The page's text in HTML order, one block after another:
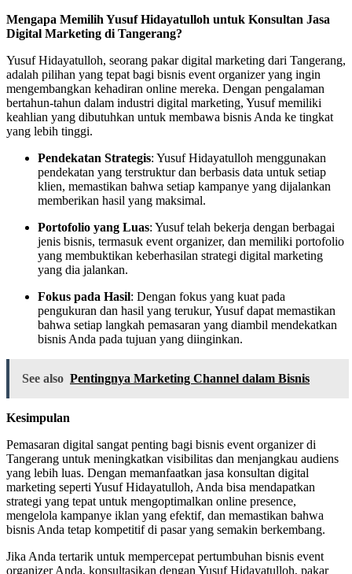
Mengapa Memilih Yusuf Hidayatulloh untuk Konsultan Jasa
Digital Marketing di Tangerang?
Yusuf Hidayatulloh, seorang pakar digital marketing dari Tangerang,
adalah pilihan yang tepat bagi bisnis event organizer yang ingin
mengembangkan kehadiran online mereka. Dengan pengalaman
bertahun-tahun dalam industri digital marketing, Yusuf memiliki
keahlian yang dibutuhkan untuk membawa bisnis Anda ke tingkat
yang lebih tinggi.
Pendekatan Strategis: Yusuf Hidayatulloh menggunakan
pendekatan yang terstruktur dan berbasis data untuk setiap
klien, memastikan bahwa setiap kampanye yang dijalankan
memberikan hasil yang maksimal.
Portofolio yang Luas: Yusuf telah bekerja dengan berbagai
jenis bisnis, termasuk event organizer, dan memiliki portofolio
yang membuktikan keberhasilan strategi digital marketing
yang dia jalankan.
Fokus pada Hasil: Dengan fokus yang kuat pada
pengukuran dan hasil yang terukur, Yusuf dapat memastikan
bahwa setiap langkah pemasaran yang diambil mendekatkan
bisnis Anda pada tujuan yang diinginkan.
See also Pentingnya Marketing Channel dalam Bisnis
Kesimpulan
Pemasaran digital sangat penting bagi bisnis event organizer di
Tangerang untuk meningkatkan visibilitas dan menjangkau audiens
yang lebih luas. Dengan memanfaatkan jasa konsultan digital
marketing seperti Yusuf Hidayatulloh, Anda bisa mendapatkan
strategi yang tepat untuk mengoptimalkan online presence,
mengelola kampanye iklan yang efektif, dan memastikan bahwa
bisnis Anda tetap kompetitif di pasar yang semakin berkembang.
Jika Anda tertarik untuk mempercepat pertumbuhan bisnis event
organizer Anda, konsultasikan dengan Yusuf Hidayatulloh, pakar